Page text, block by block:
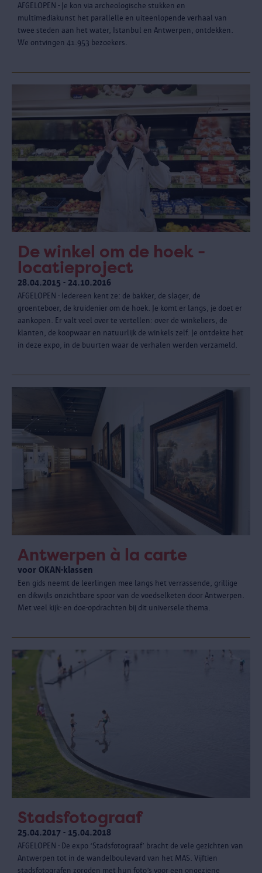
AFGELOPEN - Je kon via archeologische stukken en
multimediakunst het parallelle en uiteenlopende verhaal van
twee steden aan het water, Istanbul en Antwerpen, ontdekken.
We ontvingen 41.953 bezoekers.
De winkel om de hoek -
locatieproject
28.04.2015 - 24.10.2016
AFGELOPEN - Iedereen kent ze: de bakker, de slager, de
groenteboer, de kruidenier om de hoek. Je komt er langs, je doet er
aankopen. Er valt veel over te vertellen: over de winkeliers, de
klanten, de koopwaar en natuurlijk de winkels zelf. Je ontdekte het
in deze expo, in de buurten waar de verhalen werden verzameld.
Antwerpen à la carte
voor OKAN-klassen
Een gids neemt de leerlingen mee langs het verrassende, grillige
en dikwijls onzichtbare spoor van de voedselketen door Antwerpen.
Met veel kijk- en doe-opdrachten bij dit universele thema.
Stadsfotograaf
25.04.2017 - 15.04.2018
AFGELOPEN - De expo ‘Stadsfotograaf’ bracht de vele gezichten van
Antwerpen tot in de wandelboulevard van het MAS. Vijftien
stadsfotografen zorgden met hun foto’s voor een ongeziene